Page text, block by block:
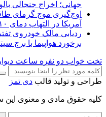
جهانی؛ اخراج جنجالی
اوج‌گیری موج گرمای
آمریکا در التهاب دمای ۱۱۰ درجه‌ای
ردیابی مالک خودروی
برخورد هواپیما با برج
تخت خواب دو نفره ساعت
طراحی و تولید قالب دی تمز
کلیه حقوق مادی و معنوی این